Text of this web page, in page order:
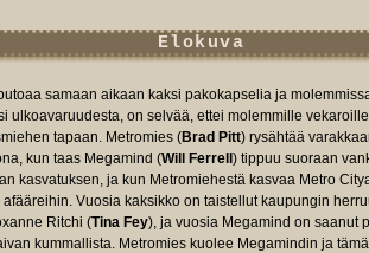
Elokuva
samaan aikaan kaksi pakokapselia ja
ulkoavaruudesta, on selvää, ettei molemmille
tapaan. Metromies (Brad Pitt) rysähtää
kun taas Megamind (Will Ferrell ) tippuu suoraan
kasvatuksen, ja kun Metromiehestä kasvaa Metro
Vuosia kaksikko on taistellut kaupungin
Ritchi (Tina Fey), ja vuosia Megamind on saanut
kummallista. Metromies kuolee Megamindin ja